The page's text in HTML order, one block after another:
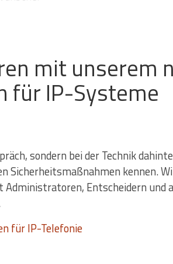
mit unserem
für IP-Systeme
sondern bei der Technik
Sicherheitsmaßnahmen kennen.
Entscheidern und
für IP-Telefonie